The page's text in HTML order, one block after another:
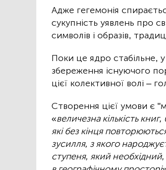
Адже гегемонія
сукупність уявлень про
символів і образів,
Поки це ядро стабільне,
збереження існуючого
цієї колективної волі –
Створення цієї умови є
«величезна кількість
які без кінця
зусилля, з якого
ступеня, який